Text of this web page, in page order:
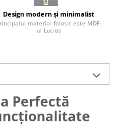
Design modern și minimalist
material folosit este MDF-
ul Lucios
Perfectă